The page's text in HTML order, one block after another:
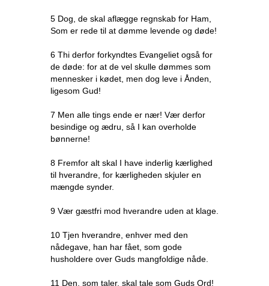
5 Dog, de skal aflægge regnskab for Ham,
Som er rede til at dømme levende og døde!
6 Thi derfor forkyndtes Evangeliet også for
de døde: for at de vel skulle dømmes som
mennesker i kødet, men dog leve i Ånden,
ligesom Gud!
7 Men alle tings ende er nær! Vær derfor
besindige og ædru, så I kan overholde
bønnerne!
8 Fremfor alt skal I have inderlig kærlighed
til hverandre, for kærligheden skjuler en
mængde synder.
9 Vær gæstfri mod hverandre uden at klage.
10 Tjen hverandre, enhver med den
nådegave, han har fået, som gode
husholdere over Guds mangfoldige nåde.
11 Den, som taler, skal tale som Guds Ord!